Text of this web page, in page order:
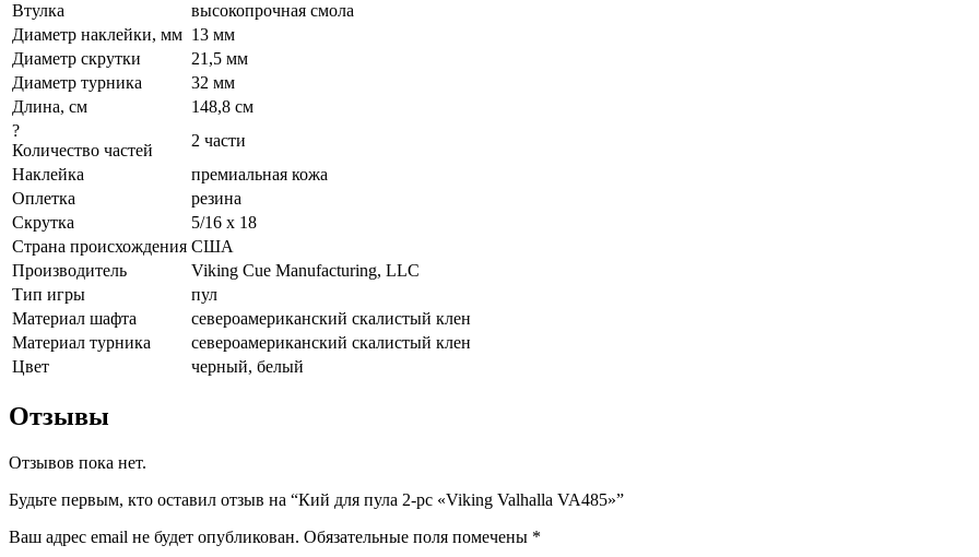
Втулка
высокопрочная смола
Диаметр наклейки, мм 13 мм
Диаметр скрутки
21,5 мм
Диаметр турника
32 мм
Длина, см
148,8 см
?
Количество частей
2 части
Наклейка
премиальная кожа
Оплетка
резина
Скрутка
5/16 х 18
Страна происхождения США
Производитель
Viking Cue Manufacturing, LLC
Тип игры
пул
Материал шафта
североамериканский скалистый клен
Материал турника
североамериканский скалистый клен
Цвет
черный, белый
Отзывы
Отзывов пока нет.
Будьте первым, кто оставил отзыв на “Кий для пула 2-pc «Viking Valhalla VA485»”
Ваш адрес email не будет опубликован. Обязательные поля помечены *